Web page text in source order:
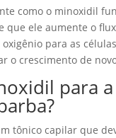
como o minoxidil
que ele aumente o
para as
o crescimento de
para
tônico capilar que